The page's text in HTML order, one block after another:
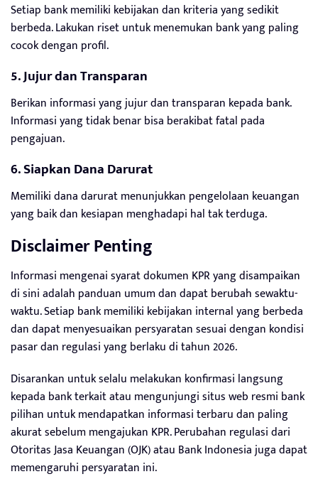
Setiap bank memiliki kebijakan dan kriteria yang sedikit
berbeda. Lakukan riset untuk menemukan bank yang paling
cocok dengan profil.
5. Jujur dan Transparan
Berikan informasi yang jujur dan transparan kepada bank.
Informasi yang tidak benar bisa berakibat fatal pada
pengajuan.
6. Siapkan Dana Darurat
Memiliki dana darurat menunjukkan pengelolaan keuangan
yang baik dan kesiapan menghadapi hal tak terduga.
Disclaimer Penting
Informasi mengenai syarat dokumen KPR yang disampaikan
di sini adalah panduan umum dan dapat berubah sewaktu-
waktu. Setiap bank memiliki kebijakan internal yang berbeda
dan dapat menyesuaikan persyaratan sesuai dengan kondisi
pasar dan regulasi yang berlaku di tahun 2026.
Disarankan untuk selalu melakukan konfirmasi langsung
kepada bank terkait atau mengunjungi situs web resmi bank
pilihan untuk mendapatkan informasi terbaru dan paling
akurat sebelum mengajukan KPR. Perubahan regulasi dari
Otoritas Jasa Keuangan (OJK) atau Bank Indonesia juga dapat
memengaruhi persyaratan ini.